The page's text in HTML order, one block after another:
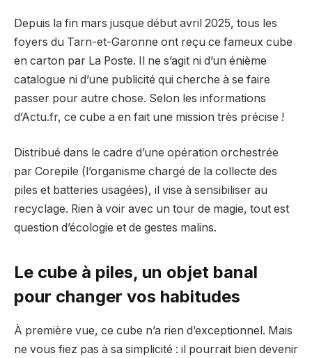
Depuis la fin mars jusque début avril 2025, tous les
foyers du Tarn-et-Garonne ont reçu ce fameux cube
en carton par La Poste. Il ne s’agit ni d’un énième
catalogue ni d’une publicité qui cherche à se faire
passer pour autre chose. Selon les informations
d’Actu.fr, ce cube a en fait une mission très précise !
Distribué dans le cadre d’une opération orchestrée
par Corepile (l’organisme chargé de la collecte des
piles et batteries usagées), il vise à sensibiliser au
recyclage. Rien à voir avec un tour de magie, tout est
question d’écologie et de gestes malins.
Le cube à piles, un objet banal
pour changer vos habitudes
À première vue, ce cube n’a rien d’exceptionnel. Mais
ne vous fiez pas à sa simplicité : il pourrait bien devenir